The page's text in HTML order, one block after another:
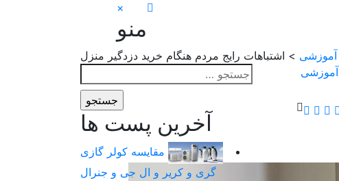
×
منو
آموزشی > اشتباهات رایج مردم هنگام خرید دزدگیر منزل
آموزشی
جستجو
برای:
آخرین پست ها
مقایسه کولر گازی
گری و کریر و ال جی و جنرال